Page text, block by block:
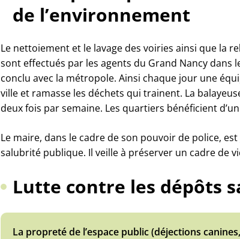
de l’environnement
Le nettoiement et le lavage des voiries ainsi que la
sont effectués par les agents du Grand Nancy dans
conclu avec la métropole. Ainsi chaque jour une
ville et ramasse les déchets qui trainent. La
deux fois par semaine. Les quartiers bénéficient
Le maire, dans le cadre de son pouvoir de police,
salubrité publique. Il veille à préserver un cadre de
Lutte contre les dépôts
La propreté de l’espace public (déjections